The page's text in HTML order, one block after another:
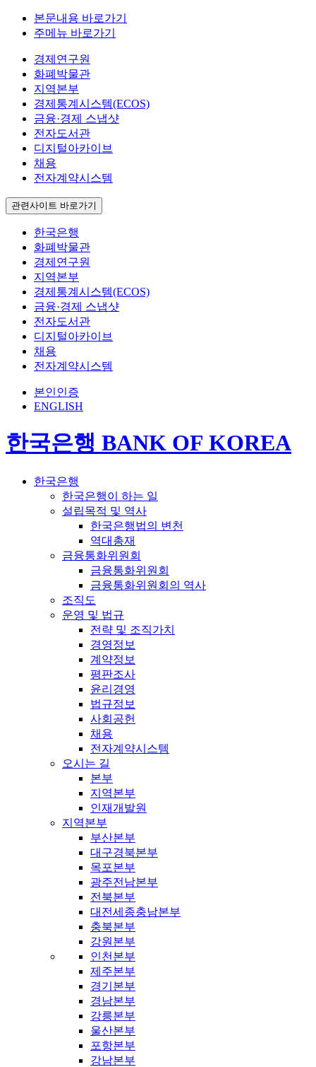
본문내용 바로가기
주메뉴 바로가기
경제연구원
화폐박물관
지역본부
경제통계시스템(ECOS)
금융·경제 스냅샷
전자도서관
디지털아카이브
채용
전자계약시스템
관련사이트 바로가기
한국은행
화폐박물관
경제연구원
지역본부
경제통계시스템(ECOS)
금융·경제 스냅샷
전자도서관
디지털아카이브
채용
전자계약시스템
본인인증
ENGLISH
한국은행 BANK OF KOREA
한국은행
한국은행이 하는 일
설립목적 및 역사
한국은행법의 변천
역대총재
금융통화위원회
금융통화위원회
금융통화위원회의 역사
조직도
운영 및 법규
전략 및 조직가치
경영정보
계약정보
평판조사
윤리경영
법규정보
사회공헌
채용
전자계약시스템
오시는 길
본부
지역본부
인재개발원
지역본부
부산본부
대구경북본부
목포본부
광주전남본부
전북본부
대전세종충남본부
충북본부
강원본부
인천본부
제주본부
경기본부
경남본부
강릉본부
울산본부
포항본부
강남본부